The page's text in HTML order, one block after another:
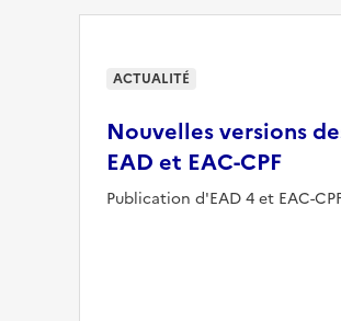
Nouvelles versions
EAD et EAC-CPF
Publication d'EAD 4 et EAC-
ACTUALITÉ